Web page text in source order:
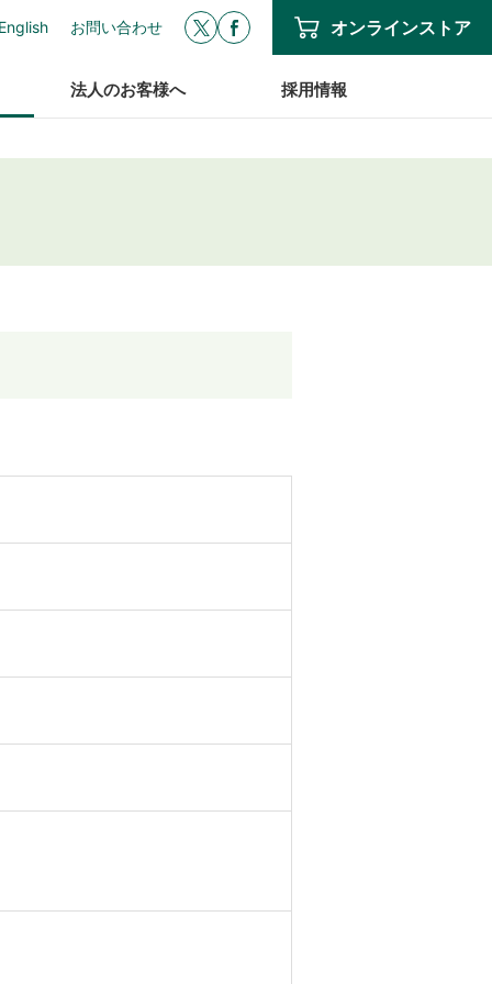
法人のお客様へ 採用情報
オンラインストア
お問い合わせ